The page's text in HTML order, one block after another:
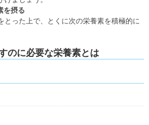
を摂る
とった上で、とくに次の栄養素を積極的に
のに必要な栄養素とは